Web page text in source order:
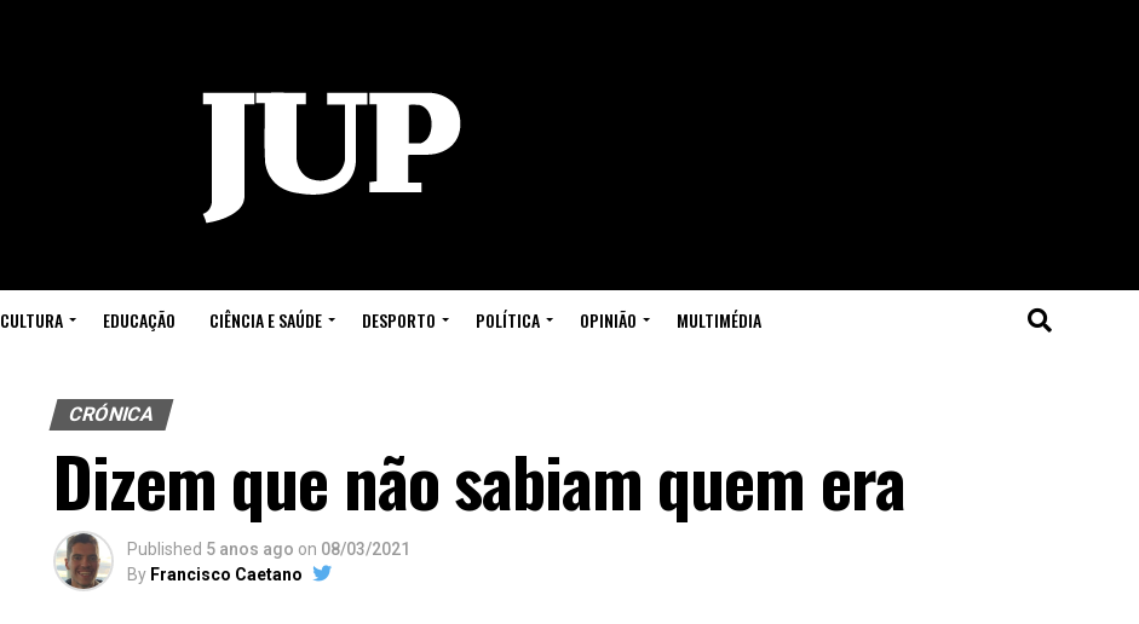
CULTURA EDUCAÇÃO CIÊNCIA E SAÚDE DESPORTO POLÍTICA OPINIÃO MULTIMÉDIA
CRÓNICA
Dizem que não sabiam quem era
Published 5 anos ago on 08/03/2021
By Francisco Caetano